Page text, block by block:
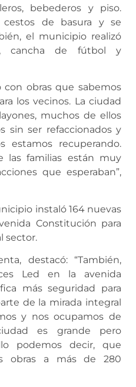
bebederos y piso.
cestos de basura y se
el municipio realizó
cancha de fútbol y
obras que sabemos
los vecinos. La ciudad
muchos de ellos
sin ser refaccionados y
estamos recuperando.
las familias están muy
que esperaban”,
instaló 164 nuevas
Constitución para
sector.
destacó: “También,
Led en la avenida
más seguridad para
de la mirada integral
y nos ocupamos de
es grande pero
podemos decir, que
obras a más de 280